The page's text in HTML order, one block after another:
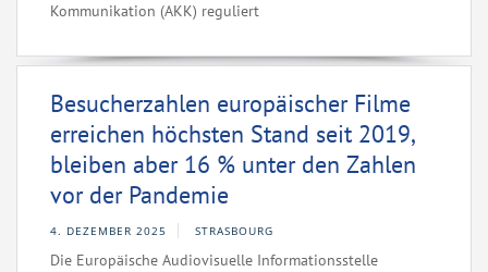
Kommunikation (AKK) reguliert
Besucherzahlen europäischer Filme
erreichen höchsten Stand seit 2019,
bleiben aber 16 % unter den Zahlen
vor der Pandemie
4. DEZEMBER 2025 STRASBOURG
Die Europäische Audiovisuelle Informationsstelle